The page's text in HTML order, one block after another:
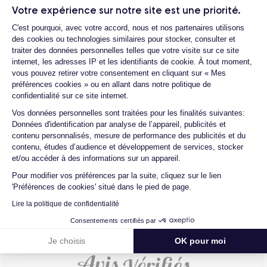
Votre expérience sur notre site est une priorité.
Plateforme de Gestion du
C'est pourquoi, avec votre accord, nous et nos partenaires utilisons
des cookies ou technologies similaires pour stocker, consulter et
traiter des données personnelles telles que votre visite sur ce site
internet, les adresses IP et les identifiants de cookie. À tout moment,
vous pouvez retirer votre consentement en cliquant sur « Mes
préférences cookies » ou en allant dans notre politique de
confidentialité sur ce site internet.
Vos données personnelles sont traitées pour les finalités suivantes:
Données d'identification par analyse de l’appareil, publicités et
contenu personnalisés, mesure de performance des publicités et du
contenu, études d’audience et développement de services, stocker
et/ou accéder à des informations sur un appareil.
Pour modifier vos préférences par la suite, cliquez sur le lien
'Préférences de cookies' situé dans le pied de page.
Lire la politique de confidentialité
Consentements certifiés par
Je choisis OK pour moi
Axeptio consent
Différences entre l'iPhone 13 Pro et
l'iPhone 13
L'iPhone 13 et l'iPhone 13 Pro d'Apple, ont tous deux été
lancés en septembre 2021. Les deux modèles offrent des
fonctionnalités et des performances de haute qualité et
présentent également plusieurs différences distinctes.
La première différence se situe au niveau du design des
appareils. L'iPhone 13 possède un cadre en aluminium de
cadre en acier inoxydable de qualité chirurgical ainsi qu'une
coque plus résistante. De plus, l'iPhone 13 Pro est disponible
en cinq couleurs alors que l'iPhone 13 est lui disponible en six
couleurs différentes.
Les deux smartphones possèdent un écran Super Retina
XDR, OLED et de 6,1 pouces. Cependant, l'
Comment contacter le service client ?
Quelle est la différence entre une
Carte SIM et une eSIM ?
Comment activer une eSIM ?
Avec4.6/5
Certideal est en tête des sites de
reconditionnement.
4.6 /5
Excellent